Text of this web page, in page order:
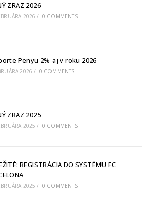
ZRAZ 2026
2026 / 0 COMMENTS
Penyu 2% aj v roku 2026
2026 / 0 COMMENTS
ZRAZ 2025
2025 / 0 COMMENTS
REGISTRÁCIA DO SYSTÉMU FC
2025 / 0 COMMENTS